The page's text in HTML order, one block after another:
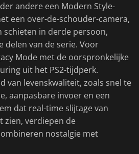
andere een Modern Style-
een over-de-schouder-camera,
schieten in derde persoon,
delen van de serie. Voor
Mode met de oorspronkelijke
uit het PS2-tijdperk.
van levenskwaliteit, zoals snel te
aanpasbare invoer en een
dat real-time slijtage van
zien, verdiepen de
nostalgie met